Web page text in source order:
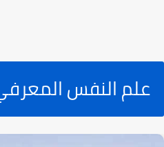
علم النفس